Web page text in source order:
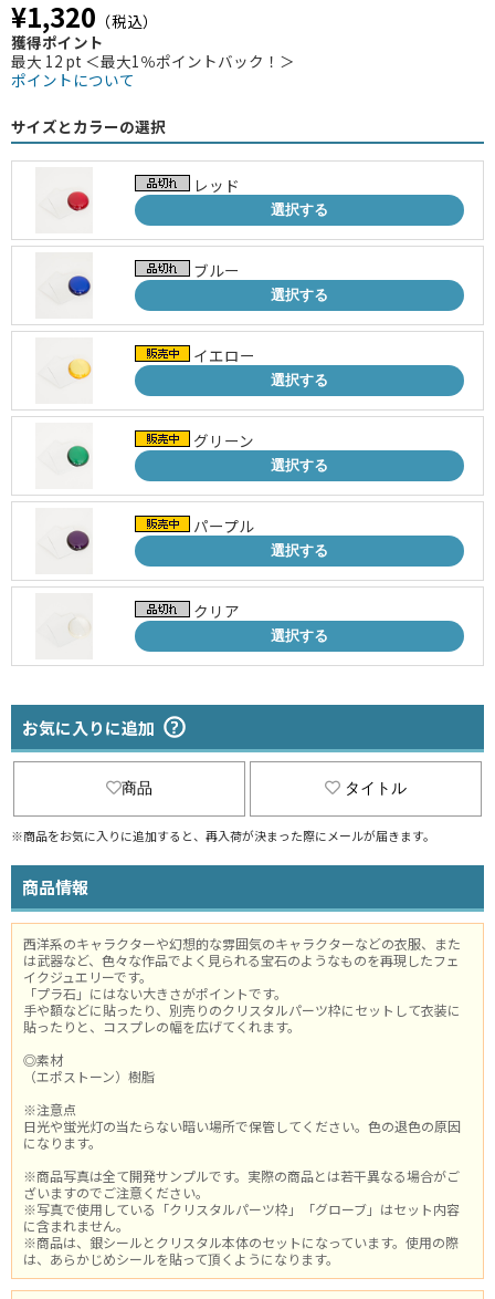
¥1,320 （税込）
獲得ポイント
最大 12 pt ＜最大1％ポイントバック！＞
ポイントについて
サイズとカラーの選択
レッド
選択する
ブルー
選択する
イエロー
選択する
グリーン
選択する
パープル
選択する
クリア
選択する
お気に入りに追加
商品 タイトル
※商品をお気に入りに追加すると、再入荷が決まった際にメールが届きます。
商品情報
西洋系のキャラクターや幻想的な雰囲気のキャラクターなどの衣服、また
は武器など、色々な作品でよく見られる宝石のようなものを再現したフェ
イクジュエリーです。
「プラ石」にはない大きさがポイントです。
手や額などに貼ったり、別売りのクリスタルパーツ枠にセットして衣装に
貼ったりと、コスプレの幅を広げてくれます。
◎素材
（エポストーン）樹脂
※注意点
日光や蛍光灯の当たらない暗い場所で保管してください。色の退色の原因
になります。
※商品写真は全て開発サンプルです。実際の商品とは若干異なる場合がご
ざいますのでご注意ください。
※写真で使用している「クリスタルパーツ枠」「グローブ」はセット内容
に含まれません。
※商品は、銀シールとクリスタル本体のセットになっています。使用の際
は、あらかじめシールを貼って頂くようになります。